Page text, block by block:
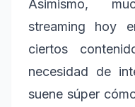
Asimismo,
streaming hoy
ciertos
necesidad de
suene súper